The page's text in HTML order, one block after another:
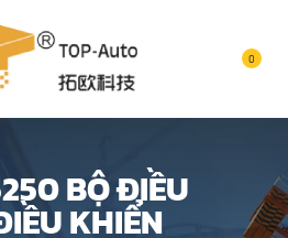
0
BỘ ĐIỀU
KHIỂN